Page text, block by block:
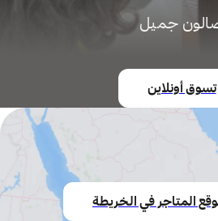
جميل
تسوق أونلاين
المتاجر في الخريطة